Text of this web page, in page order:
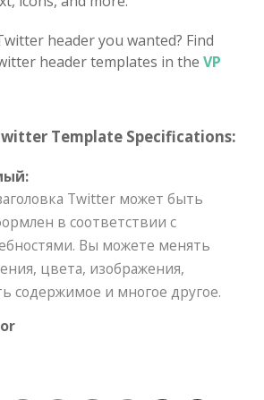
header you wanted? Find
header templates in the VP
Template Specifications:
Twitter может быть
в соответствии с
Вы можете менять
цвета, изображения,
содержимое и многое другое.